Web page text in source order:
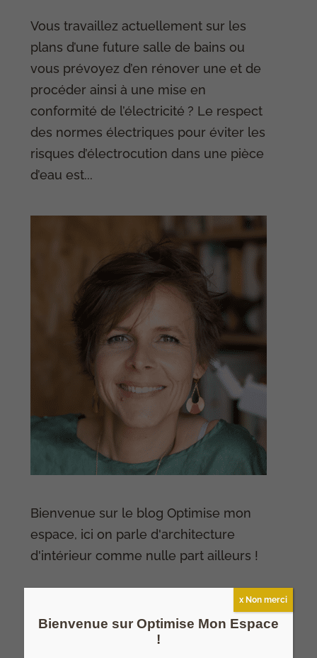
Vous travaillez actuellement sur les
plans d’une future salle de bains ou
vous prévoyez d’en rénover une et de
procéder ainsi à une mise en
conformité de l’électricité ? Le respect
des normes électriques pour éviter les
risques d’électrocution dans une pièce
d’eau est...
Bienvenue sur le blog Optimise mon
espace, ici on parle d'architecture
d'intérieur comme nulle part ailleurs !
Devenez HOMER®… un architecte
Bienvenue sur Optimise Mon Espace
!
x Non merci